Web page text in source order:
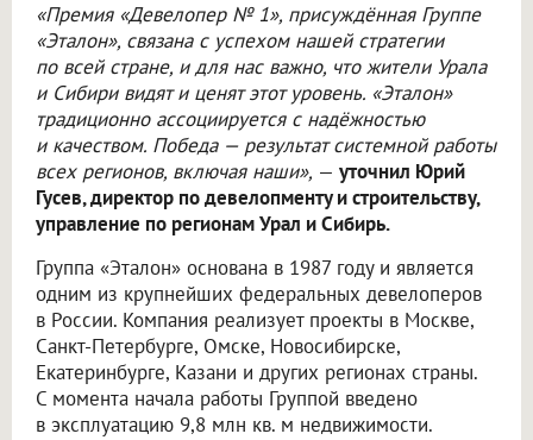
«Премия «Девелопер № 1», присуждённая Группе
«Эталон», связана с успехом нашей стратегии
по всей стране, и для нас важно, что жители Урала
и Сибири видят и ценят этот уровень. «Эталон»
традиционно ассоциируется с надёжностью
и качеством. Победа — результат системной работы
всех регионов, включая наши», — уточнил Юрий
Гусев, директор по девелопменту и строительству,
управление по регионам Урал и Сибирь.
Группа «Эталон» основана в 1987 году и является
одним из крупнейших федеральных девелоперов
в России. Компания реализует проекты в Москве,
Санкт-Петербурге, Омске, Новосибирске,
Екатеринбурге, Казани и других регионах страны.
С момента начала работы Группой введено
в эксплуатацию 9,8 млн кв. м недвижимости.